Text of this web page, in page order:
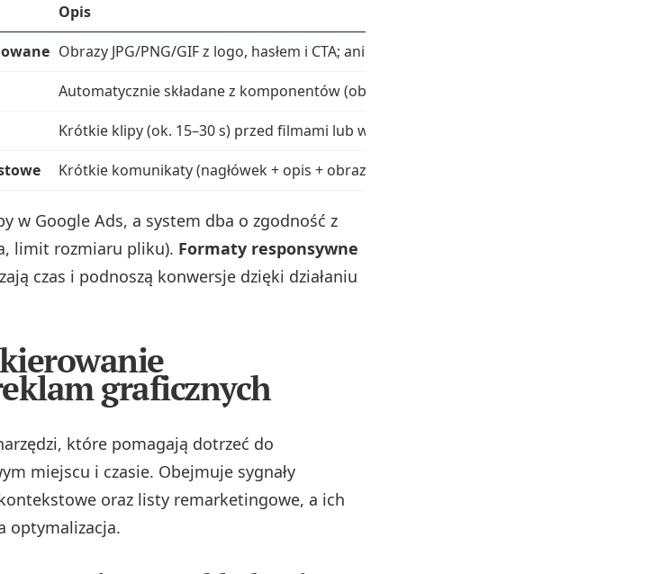
Opis
Obrazy JPG/PNG/GIF z logo, hasłem i CTA; animacja często zwiększa CTR o 20–30%.
Automatycznie składane z komponentów (obrazy, teksty, logo); Google testuje
Krótkie klipy (ok. 15–30 s) przed filmami lub w streamie.
Krótkie komunikaty (nagłówek + opis + obraz), gdy przestrzeń jest ograniczona.
w Google Ads, a system dba o zgodność z
limit rozmiaru pliku). Formaty responsywne
czas i podnoszą konwersje dzięki działaniu
graficznych
które pomagają dotrzeć do
miejscu i czasie. Obejmuje sygnały
oraz listy remarketingowe, a ich
optymalizacja.